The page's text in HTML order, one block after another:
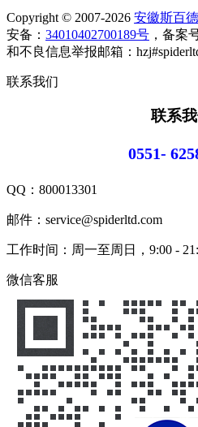
Copyright © 2007-2026 安徽斯百
安备： 34010402700189号 ，备案
和不良信息举报邮箱：
联系我们
联系
0551-
QQ： 800013301
邮件：service@spiderltd.com
工作时间：周一至周日，9:00 -
微信客服